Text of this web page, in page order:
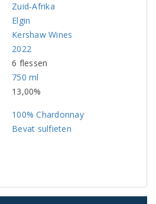
Zuid-Afrika
Elgin
Kershaw Wines
2022
6 flessen
750 ml
13,00%
100% Chardonnay
Bevat sulfieten